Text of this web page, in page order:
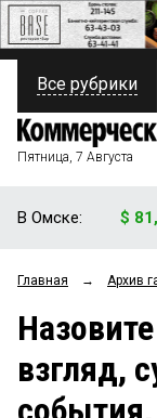
ПОЛИТИКА
ФИНАНСЫ
ОБЩЕСТВО
ЗАКОН
НОВОСТИ
Все рубрики
Пятница, 7 Августа
В Омске: $
Главная → Архив
взгляд,